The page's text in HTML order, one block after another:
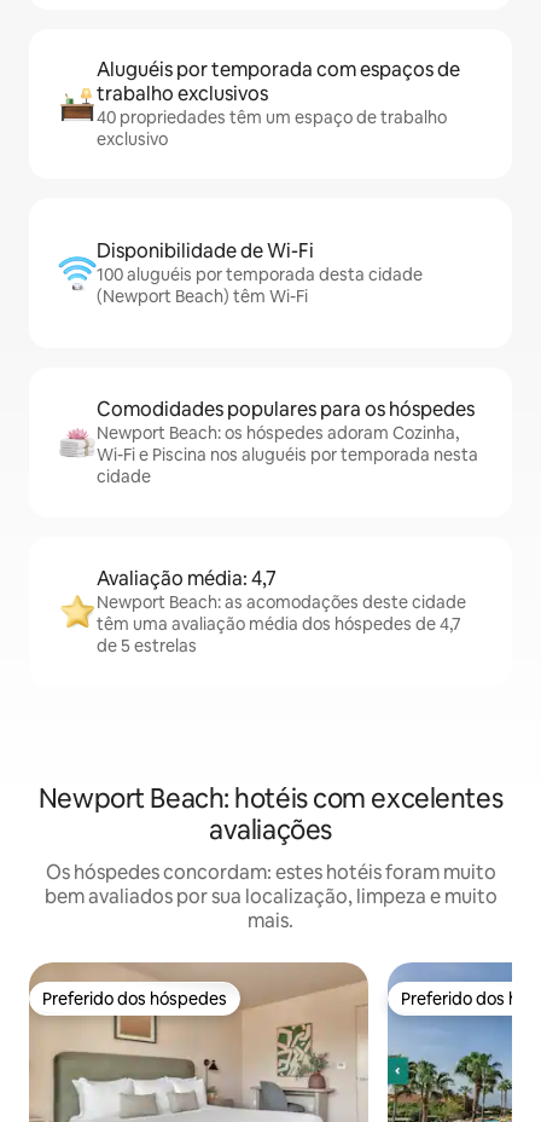
Aluguéis por temporada com espaços de
trabalho exclusivos
40 propriedades têm um espaço de trabalho
exclusivo
Disponibilidade de Wi-Fi
100 aluguéis por temporada desta cidade
(Newport Beach) têm Wi-Fi
Comodidades populares para os hóspedes
Newport Beach: os hóspedes adoram Cozinha,
Wi-Fi e Piscina nos aluguéis por temporada nesta
cidade
Avaliação média: 4,7
Newport Beach: as acomodações deste cidade
têm uma avaliação média dos hóspedes de 4,7
de 5 estrelas
Newport Beach: hotéis com excelentes
avaliações
Os hóspedes concordam: estes hotéis foram muito
bem avaliados por sua localização, limpeza e muito
mais.
Preferido dos hóspedes
Preferido dos hóspedes Preferido dos
Preferido dos